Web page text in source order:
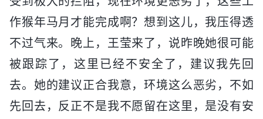
作猴年马月才能完成啊？想到这儿，我压得透
不过气来。晚上，王莹来了，说昨晚她很可能
被跟踪了，这里已经不安全了，建议我先回
去。她的建议正合我意，环境这么恶劣，不如
先回去，反正不是我不愿留在这里，是没有安